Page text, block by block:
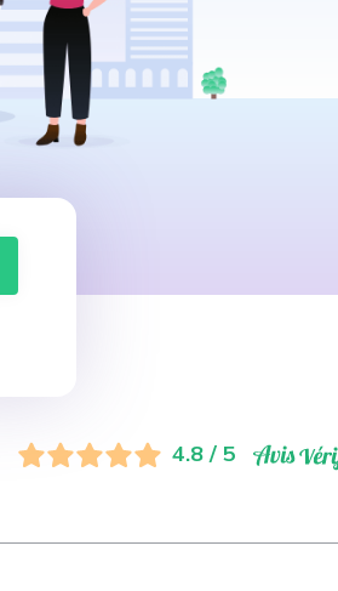
4.8 / 5